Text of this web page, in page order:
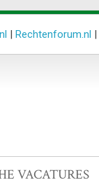
| Rechtenforum.nl |
VACATURES